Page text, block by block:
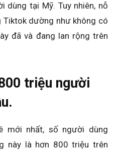
dùng tại Mỹ. Tuy nhiên, nỗ
dường như không có
đã và đang lan rộng trên
triệu người
mới nhất, số người dùng
này là hơn 800 triệu trên